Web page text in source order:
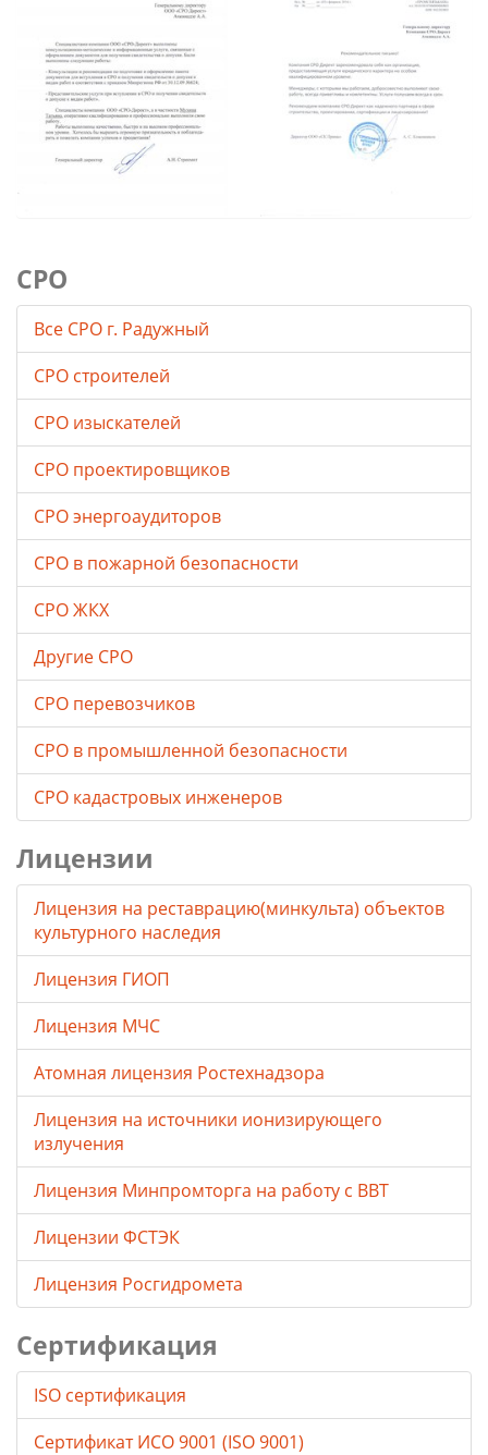
СРО
Все СРО г. Радужный
СРО строителей
СРО изыскателей
СРО проектировщиков
СРО энергоаудиторов
СРО в пожарной безопасности
СРО ЖКХ
Другие СРО
СРО перевозчиков
СРО в промышленной безопасности
СРО кадастровых инженеров
Лицензии
Лицензия на реставрацию(минкульта) объектов
культурного наследия
Лицензия ГИОП
Лицензия МЧС
Атомная лицензия Ростехнадзора
Лицензия на источники ионизирующего
излучения
Лицензия Минпромторга на работу с ВВТ
Лицензии ФСТЭК
Лицензия Росгидромета
Сертификация
ISO сертификация
Сертификат ИСО 9001 (ISO 9001)